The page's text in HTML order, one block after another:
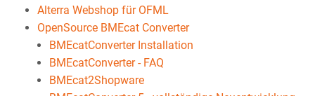
Alterra Webshop für OFML
OpenSource BMEcat Converter
BMEcatConverter Installation
BMEcatConverter - FAQ
BMEcat2Shopware